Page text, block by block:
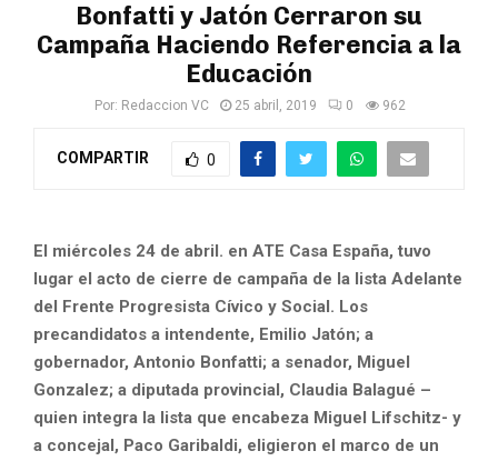
Bonfatti y Jatón Cerraron su
Campaña Haciendo Referencia a la
Educación
Por: Redaccion VC 25 abril, 2019 0 962
COMPARTIR 0
El miércoles 24 de abril. en ATE Casa España, tuvo
lugar el acto de cierre de campaña de la lista Adelante
del Frente Progresista Cívico y Social. Los
precandidatos a intendente, Emilio Jatón; a
gobernador, Antonio Bonfatti; a senador, Miguel
Gonzalez; a diputada provincial, Claudia Balagué –
quien integra la lista que encabeza Miguel Lifschitz- y
a concejal, Paco Garibaldi, eligieron el marco de un